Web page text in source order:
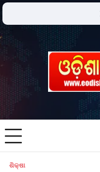
ଶିକ୍ଷା